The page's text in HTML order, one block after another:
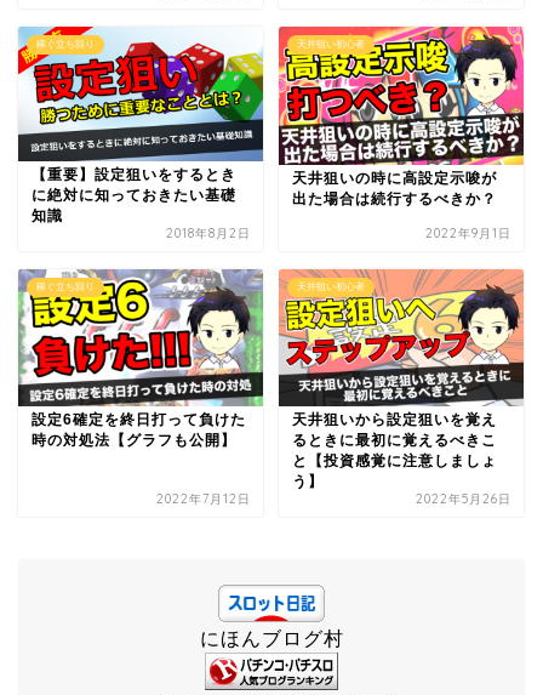
稼ぐ立ち回り
【重要】設定狙いをするとき
に絶対に知っておきたい基礎
知識
2018年8月2日
天井狙い初心者
天井狙いの時に高設定示唆が
出た場合は続行するべきか？
2022年9月1日
稼ぐ立ち回り
設定6確定を終日打って負けた
時の対処法【グラフも公開】
2022年7月12日
天井狙い初心者
天井狙いから設定狙いを覚え
るときに最初に覚えるべきこ
と【投資感覚に注意しましょ
う】
2022年5月26日
にほんブログ村